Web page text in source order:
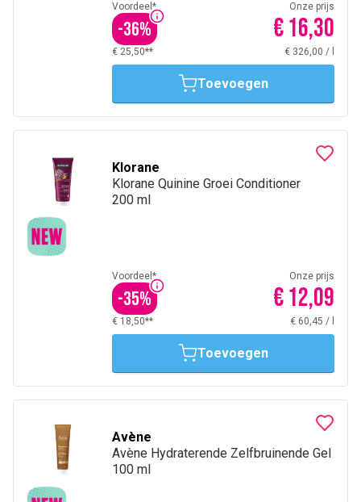
Voordeel*
-36%
Onze prijs
€ 16,30
€ 25,50** € 326,00 /
Toevoegen
Klorane
Klorane Quinine Groei Conditioner
200 ml
Voordeel*
-35%
Onze prijs
€ 12,09
€ 18,50** € 60,45 /
Toevoegen
Avène
Avène Hydraterende Zelfbruinende Gel
100 ml